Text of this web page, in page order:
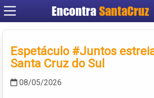
Encontra
Cadastrar
Criar conta
Espetáculo #Juntos
Santa Cruz do Sul
08/05/2026